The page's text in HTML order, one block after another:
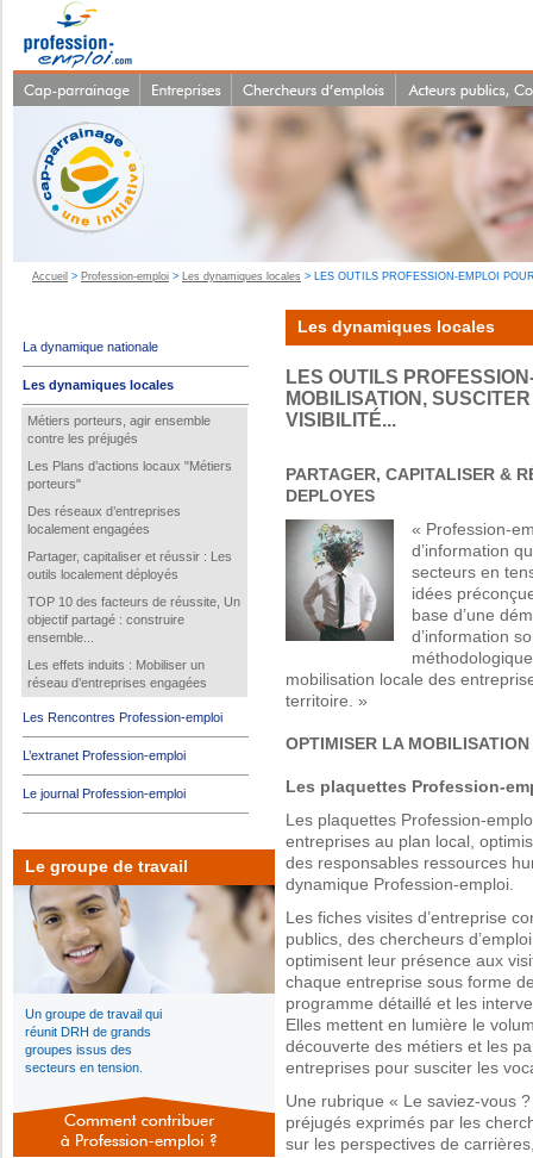
Accueil > Profession-emploi > Les dynamiques locales > LES OUTILS PROFESSION-EMPLOI
Les dynamiques locales
LES OUTILS
MOBILISATION,
VISIBILITÉ...
PARTAGER, CAPITALISER &
DEPLOYES
« Profession-
d’information
secteurs en
idées
base d’une
d’information
mobilisation locale des
territoire. »
OPTIMISER LA MOBILISATION
Les plaquettes Profession-
Les plaquettes Profession-
entreprises au plan local,
des responsables ressources
dynamique Profession-emploi.
Les fiches visites d’entreprise
publics, des chercheurs
optimisent leur présence aux
chaque entreprise sous forme
programme détaillé et les
Elles mettent en lumière le
découverte des métiers et les
entreprises pour susciter les
Une rubrique « Le saviez-vous
préjugés exprimés par les
sur les perspectives de
La dynamique nationale
Les dynamiques locales
Métiers porteurs, agir ensemble
contre les préjugés
Les Plans d’actions locaux "Métiers
porteurs"
Des réseaux d’entreprises
localement engagées
Partager, capitaliser et réussir : Les
outils localement déployés
TOP 10 des facteurs de réussite, Un
objectif partagé : construire
ensemble...
Les effets induits : Mobiliser un
réseau d’entreprises engagées
Les Rencontres Profession-emploi
L’extranet Profession-emploi
Le journal Profession-emploi
Le groupe de travail
Un groupe de travail qui
réunit DRH de grands
groupes issus des
secteurs en tension.